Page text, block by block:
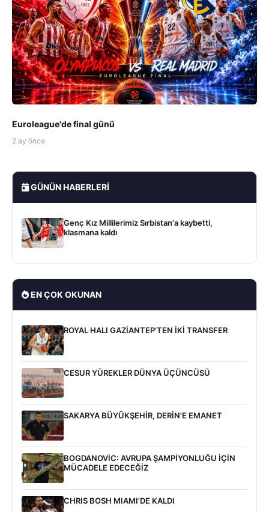
Euroleague'de final günü
2 ay önce
GÜNÜN HABERLERI
Genç Kız Millilerimiz Sırbistan'a kaybetti,
klasmana kaldı
EN ÇOK OKUNAN
ROYAL HALI GAZİANTEP'TEN İKİ TRANSFER
CESUR YÜREKLER DÜNYA ÜÇÜNCÜSÜ
SAKARYA BÜYÜKŞEHİR, DERİN'E EMANET
BOGDANOVİC: AVRUPA ŞAMPİYONLUĞU İÇİN
MÜCADELE EDECEĞİZ
CHRIS BOSH MIAMI'DE KALDI